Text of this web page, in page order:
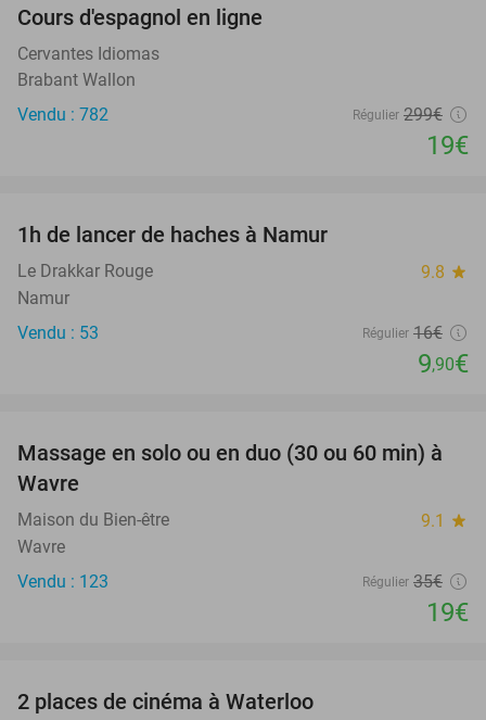
Cours d'espagnol en ligne
Cervantes Idiomas
Brabant Wallon
Vendu : 782
Régulier 299€
19€
1h de lancer de haches à Namur
Le Drakkar Rouge 9.8 star
Namur
Vendu : 53
Régulier 16€
9,90€
46%
Massage en solo ou en duo (30 ou 60 min) à
Wavre
Maison du Bien-être 9.1 star
Wavre
Vendu : 123
Régulier 35€
19€
2 places de cinéma à Waterloo